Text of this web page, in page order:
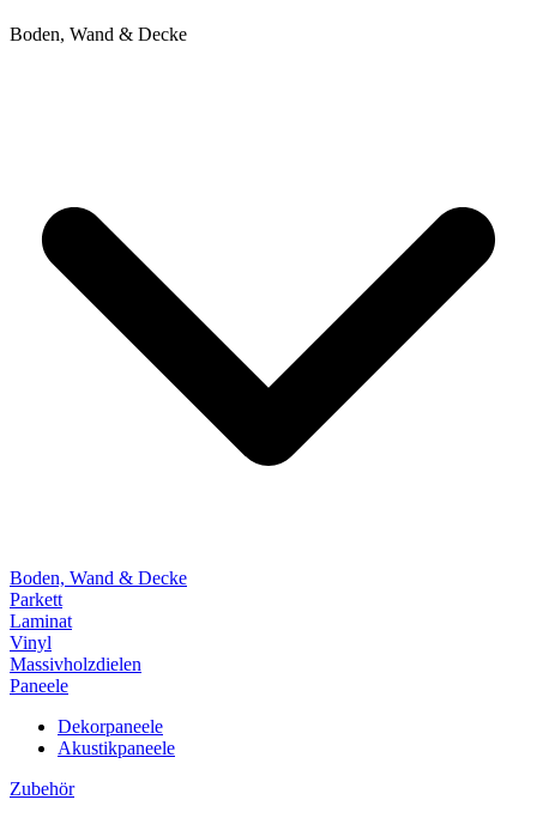
Boden, Wand & Decke
Boden, Wand & Decke
Parkett
Laminat
Vinyl
Massivholzdielen
Paneele
Dekorpaneele
Akustikpaneele
Zubehör